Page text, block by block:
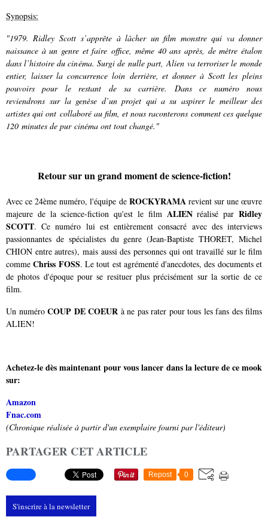
Synopsis:
"1979. Ridley Scott s’apprête à lâcher un film monstre qui va donner
naissance à un genre et faire office, même 40 ans après, de mètre étalon
dans l’histoire du cinéma. Surgi de nulle part, Alien va terroriser le monde
entier, laisser la concurrence loin derrière, et donner à Scott les pleins
pouvoirs pour le restant de sa carrière. Dans ce numéro nous
reviendrons sur la genèse d’un projet qui a su aspirer le meilleur des
artistes qui ont collaboré au film, et nous raconterons comment ces quelque
120 minutes de pur cinéma ont tout changé."
Retour sur un grand moment de science-fiction!
Avec ce 24ème numéro, l'équipe de ROCKYRAMArevient sur une œuvre
majeure de la science-fiction qu'est le film ALIENréalisé parRidley
SCOTT. Ce numéro lui est entièrement consacré avec des interviews
passionnantes de spécialistes du genre (Jean-Baptiste THORET, Michel
CHION entre autres), mais aussi des personnes qui ont travaillé sur le film
comme Chriss FOSS. Le tout est agrémenté d'anecdotes, des documents et
de photos d'époque pour se resituer plus précisément sur la sortie de ce
film.
Un numéro COUP DE COEUR à ne pas rater pour tous les fans des films
ALIEN!
Achetez-le dès maintenant pour vous lancer dans la lecture de ce mook
sur:
Amazon
Fnac.com
(Chronique réalisée à partir d'un exemplaire fourni par l'éditeur)
PARTAGER CET ARTICLE
Repost 0
S'inscrire à la newsletter